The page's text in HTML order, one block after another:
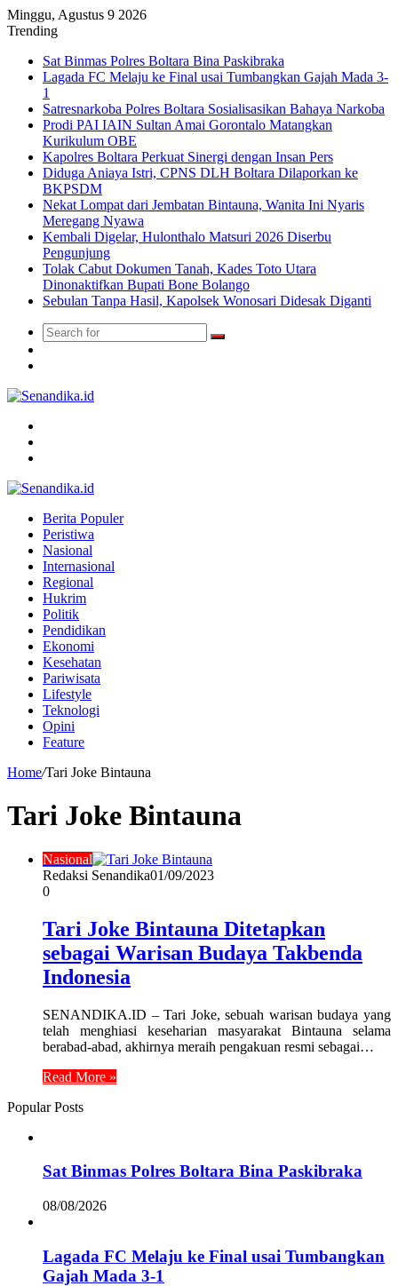
Minggu, Agustus 9 2026
Trending
Sat Binmas Polres Boltara Bina Paskibraka
Lagada FC Melaju ke Final usai Tumbangkan Gajah Mada 3-
1
Satresnarkoba Polres Boltara Sosialisasikan Bahaya Narkoba
Prodi PAI IAIN Sultan Amai Gorontalo Matangkan
Kurikulum OBE
Kapolres Boltara Perkuat Sinergi dengan Insan Pers
Diduga Aniaya Istri, CPNS DLH Boltara Dilaporkan ke
BKPSDM
Nekat Lompat dari Jembatan Bintauna, Wanita Ini Nyaris
Meregang Nyawa
Kembali Digelar, Hulonthalo Matsuri 2026 Diserbu
Pengunjung
Tolak Cabut Dokumen Tanah, Kades Toto Utara
Dinonaktifkan Bupati Bone Bolango
Sebulan Tanpa Hasil, Kapolsek Wonosari Didesak Diganti
Search
Berita Populer
Peristiwa
Nasional
Internasional
Regional
Hukrim
Politik
Pendidikan
Ekonomi
Kesehatan
Pariwisata
Lifestyle
Teknologi
Opini
Feature
Home/Tari Joke Bintauna
Tari Joke Bintauna
Nasional
Redaksi Senandika01/09/2023
0
Tari Joke Bintauna Ditetapkan
sebagai Warisan Budaya Takbenda
Indonesia
SENANDIKA.ID – Tari Joke, sebuah warisan budaya yang
telah menghiasi keseharian masyarakat Bintauna selama
berabad-abad, akhirnya meraih pengakuan resmi sebagai…
Read More »
Popular Posts
Sat Binmas Polres Boltara Bina Paskibraka
08/08/2026
Lagada FC Melaju ke Final usai Tumbangkan
Gajah Mada 3-1